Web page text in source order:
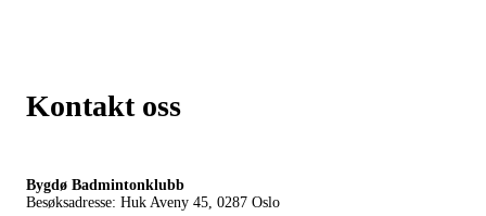
Kontakt oss
Bygdø Badmintonklubb
Besøksadresse: Huk Aveny 45, 0287 Oslo